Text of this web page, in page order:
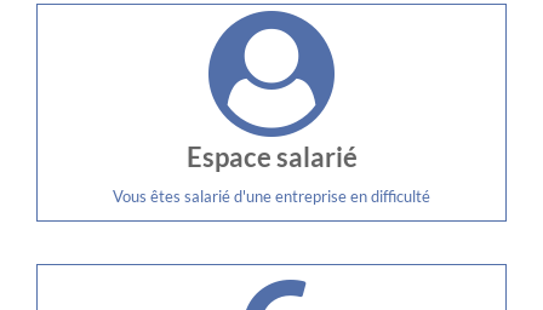
Espace salarié
Vous êtes salarié d'une entreprise en difficulté